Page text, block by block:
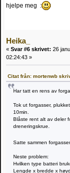
hjelpe meg :
Heika_
« Svar #6 skrivet: 26
02:24:43 »
Citat från: mortenwb
Har tatt en rens av
Tok ut forgasser,
10min.
Blåste rent alt av deler
dreneringskrue.
Satte sammen
Neste problem:
Hvilken type batteri
Lengde x bredde x